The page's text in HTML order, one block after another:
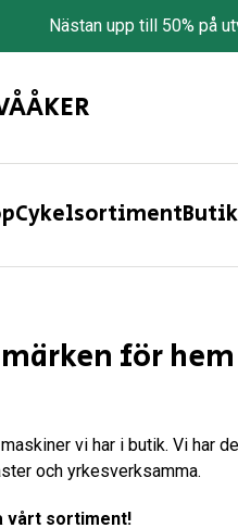
Nästan upp till 50% på
Cykelsortiment
för
vi har i butik. Vi har
och yrkesverksamma.
vårt sortiment!